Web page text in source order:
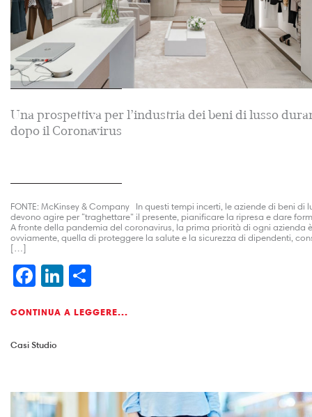
Una prospettiva per l’industria dei beni di lusso
dopo il Coronavirus
FONTE: McKinsey & Company In questi tempi incerti, le aziende di beni di
devono agire per “traghettare” il presente, pianificare la ripresa e dare
A fronte della pandemia del coronavirus, la prima priorità di ogni azienda
ovviamente, quella di proteggere la salute e la sicurezza di dipendenti,
[…]
Facebook
LinkedIn
CONTINUA A LEGGERE...
Casi Studio